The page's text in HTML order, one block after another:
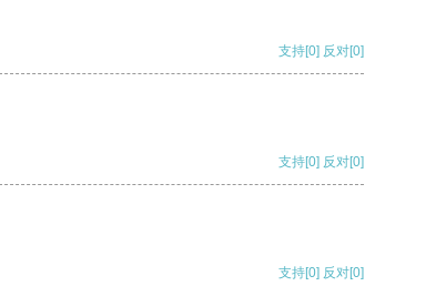
支持[0] 反对[0]
支持[0] 反对[0]
支持[0] 反对[0]